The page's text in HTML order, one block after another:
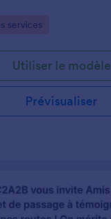
services
Utiliser le modèle
Prévisualiser